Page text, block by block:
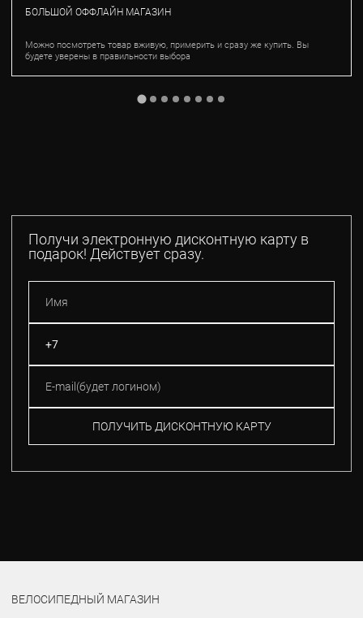
БОЛЬШОЙ ОФФЛАЙН МАГАЗИН
Можно посмотреть товар вживую, примерить и сразу же купить. Вы
будете уверены в правильности выбора
Получи электронную дисконтную карту в
подарок! Действует сразу.
ПОЛУЧИТЬ ДИСКОНТНУЮ КАРТУ
ВЕЛОСИПЕДНЫЙ МАГАЗИН